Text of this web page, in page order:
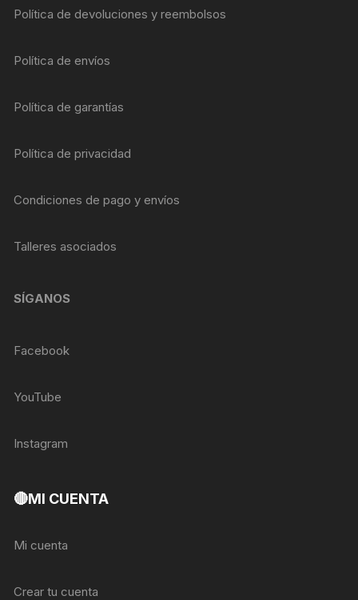
Política de devoluciones y reembolsos
Política de envíos
Política de garantías
Política de privacidad
Condiciones de pago y envíos
Talleres asociados
SÍGANOS
Facebook
YouTube
Instagram
🔴MI CUENTA
Mi cuenta
Crear tu cuenta